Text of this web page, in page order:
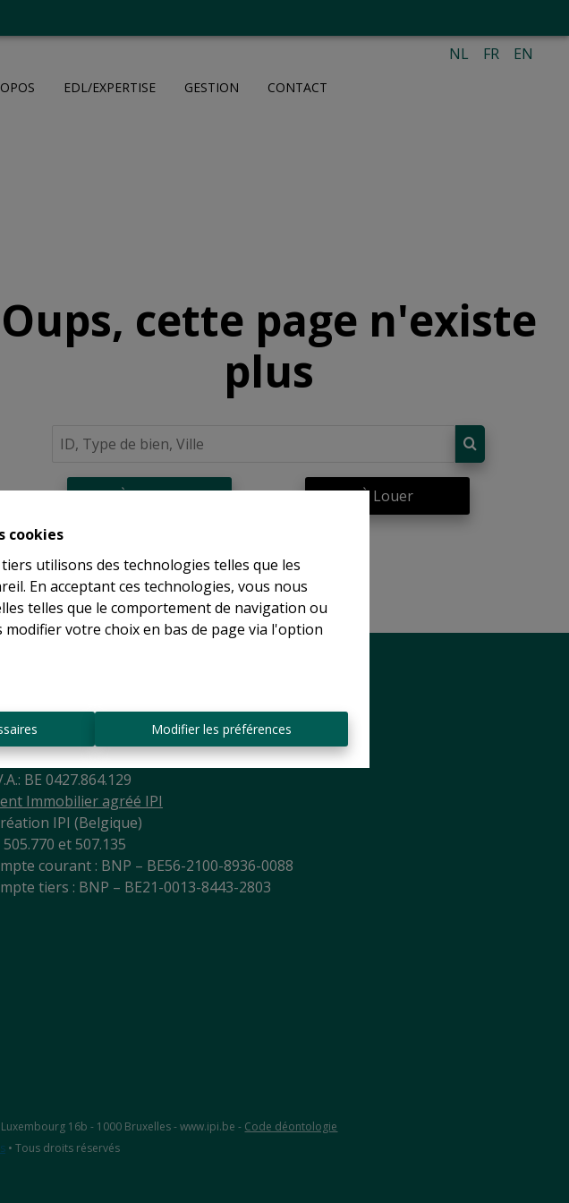
cookies
utilisons des technologies telles que les
En acceptant ces technologies, vous nous
telles que le comportement de navigation ou
votre choix en bas de page via l'option
Modifier les préférences
EDL/EXPERTISE GESTION CONTACT
NL FR EN
Oups, cette page n'existe
plus
À Vendre À Louer
Overijse
+ 32 2 345 90 80
info@logeurop.be
BE 0427.864.129
Immobilier agréé IPI
IPI (Belgique)
505.770 et 507.135
courant : BNP – BE56-2100-8936-0088
tiers : BNP – BE21-0013-8443-2803
16b - 1000 Bruxelles - www.ipi.be - Code déontologie
• Tous droits réservés